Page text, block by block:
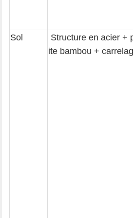
Sol
Structure en acier +
ite bambou +